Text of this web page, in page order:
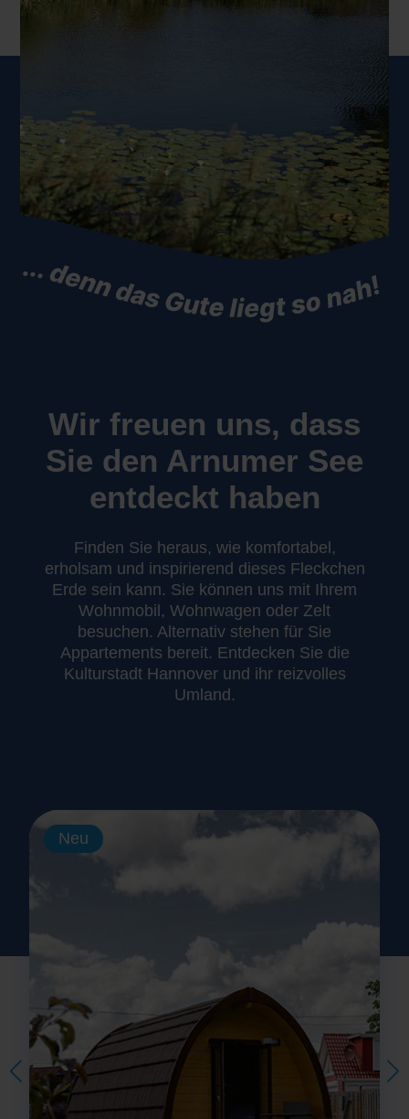
Wir freuen uns, dass
Sie den Arnumer See
entdeckt haben
Finden Sie heraus, wie komfortabel,
erholsam und inspirierend dieses Fleckchen
Erde sein kann. Sie können uns mit Ihrem
Wohnmobil, Wohnwagen oder Zelt
besuchen. Alternativ stehen für Sie
Appartements bereit. Entdecken Sie die
Kulturstadt Hannover und ihr reizvolles
Umland.
Neu